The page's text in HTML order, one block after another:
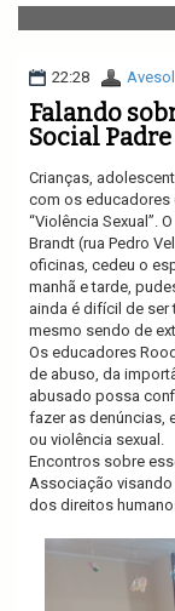
22:28 Avesol
Falando
Social
Crianças,
com os educadores
“Violência Sexual”.
Brandt (rua Pedro
oficinas, cedeu o
manhã e tarde,
ainda é difícil de ser
mesmo sendo de
Os educadores
de abuso, da
abusado possa
fazer as denúncias,
ou violência sexual.
Encontros sobre
Associação
dos direitos